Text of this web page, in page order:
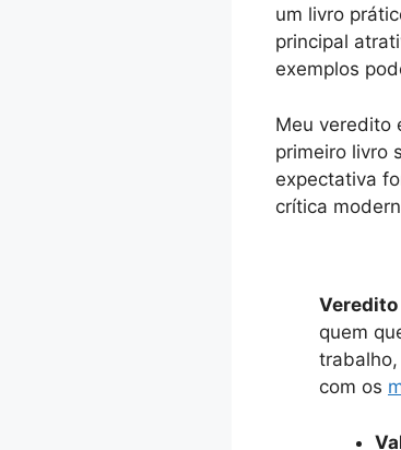
um livro
principal
exemplos
Meu veredito
primeiro livro
expectativa
crítica
Veredito
quem
com os